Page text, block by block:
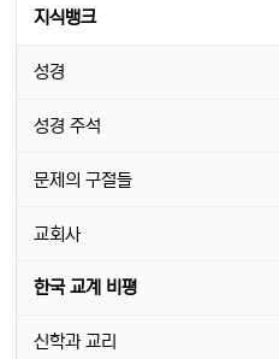
지식뱅크
성경
성경 주석
문제의 구절들
교회사
한국 교계 비평
신학과 교리